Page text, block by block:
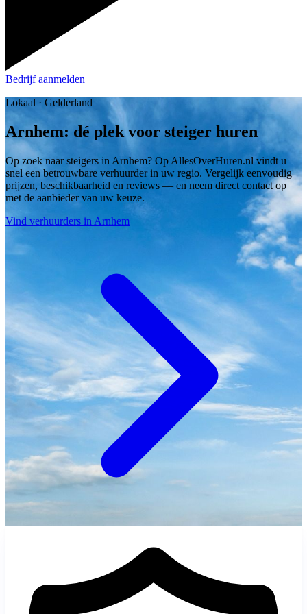
Bedrijf aanmelden
Lokaal · Gelderland
Arnhem: dé plek voor steiger huren
Op zoek naar steigers in Arnhem? Op AllesOverHuren.nl vindt u
snel een betrouwbare verhuurder in uw regio. Vergelijk eenvoudig
prijzen, beschikbaarheid en reviews — en neem direct contact op
met de aanbieder van uw keuze.
Vind verhuurders in Arnhem